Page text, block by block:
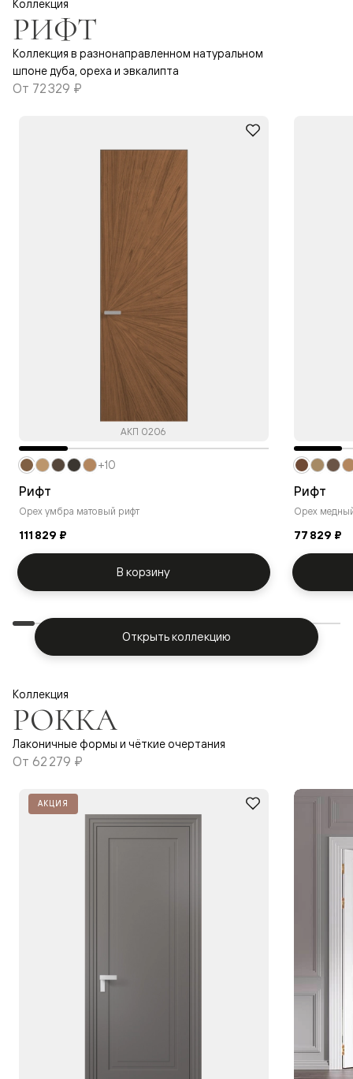
Коллекция
РИФТ
Коллекция в разнонаправленном натуральном
шпоне дуба, ореха и эвкалипта
От 72 329 ₽
АКП 0206
Рифт
Орех умбра матовый рифт
111 829 ₽
+10
В корзину
Рифт
Орех
77 829 ₽
Открыть коллекцию
Коллекция
РОККА
Лаконичные формы и чёткие очертания
От 62 279 ₽
АКЦИЯ